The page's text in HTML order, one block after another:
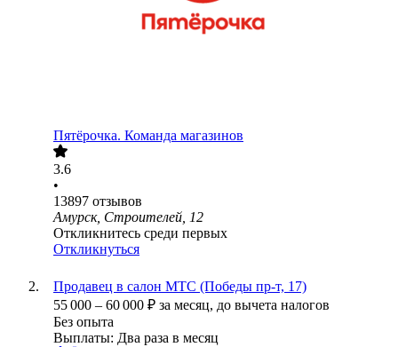
Пятёрочка. Команда магазинов
3.6
•
13897 отзывов
Амурск, Строителей, 12
Откликнитесь среди первых
Откликнуться
Продавец в салон МТС (Победы пр-т, 17)
55 000 – 60 000 ₽ за месяц, до вычета налогов
Без опыта
Выплаты: Два раза в месяц